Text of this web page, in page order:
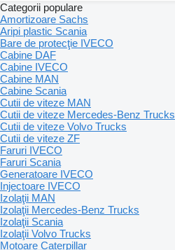
Categorii populare
Amortizoare Sachs
Aripi plastic Scania
Bare de protecţie IVECO
Cabine DAF
Cabine IVECO
Cabine MAN
Cabine Scania
Cutii de viteze MAN
Cutii de viteze Mercedes-Benz Trucks
Cutii de viteze Volvo Trucks
Cutii de viteze ZF
Faruri IVECO
Faruri Scania
Generatoare IVECO
Injectoare IVECO
Izolaţii MAN
Izolaţii Mercedes-Benz Trucks
Izolaţii Scania
Izolaţii Volvo Trucks
Motoare Caterpillar